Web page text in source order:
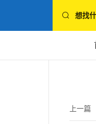
想找
上一篇